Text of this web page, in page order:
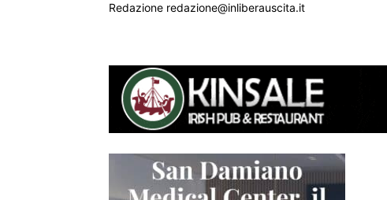
Redazione redazione@inliberauscita.it